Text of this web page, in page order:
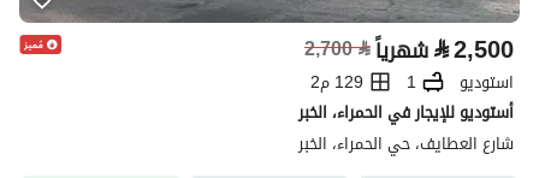
⃁2,500 شهرياً⃁
2,700
استوديو 1
129 م2
أستوديو للإيجار في الحمراء، الخبر
شارع العطايف، حي الحمراء، الخبر